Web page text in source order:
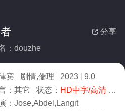
 分享
：douzhe
宾 剧情,倫理 2023
9.0
： 其它 状态： HD中字/高清- 免费在线观看
： Jose,Abdel,Langit